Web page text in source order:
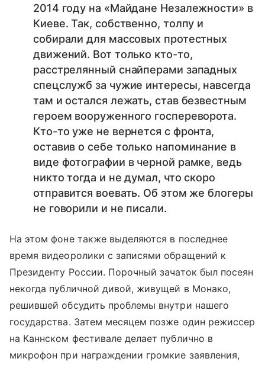
2014 году на «Майдане Незалежности» в
Киеве. Так, собственно, толпу и
собирали для массовых протестных
движений. Вот только кто-то,
расстрелянный снайперами западных
спецслужб за чужие интересы, навсегда
там и остался лежать, став безвестным
героем вооруженного госпереворота.
Кто-то уже не вернется с фронта,
оставив о себе только напоминание в
виде фотографии в черной рамке, ведь
никто тогда и не думал, что скоро
отправится воевать. Об этом же блогеры
не говорили и не писали.
На этом фоне также выделяются в последнее
время видеоролики с записями обращений к
Президенту России. Порочный зачаток был посеян
некогда публичной дивой, живущей в Монако,
решившей обсудить проблемы внутри нашего
государства. Затем месяцем позже один режиссер
на Каннском фестивале делает публично в
микрофон при награждении громкие заявления,